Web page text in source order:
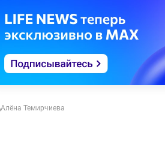
Алёна Темирчиева